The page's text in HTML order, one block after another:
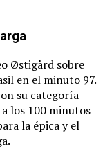
Østigård sobre
en el minuto 97.
su categoría
los 100 minutos
la épica y el